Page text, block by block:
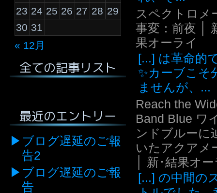
« 12月
23 24 25 26 27 28 29
30 31
全ての記事リスト
最近のエントリー
ブログ遅延のご報
告2
ブログ遅延のご報
告
スペクトロメ
事変：前夜 │
果オーライ
[...] は革命的
✨カーブこそ
ませんが、...
Reach the
Band Blue ワ
ンドブルーに
いたアクアメ
│ 新･結果オ
[...] の中間の